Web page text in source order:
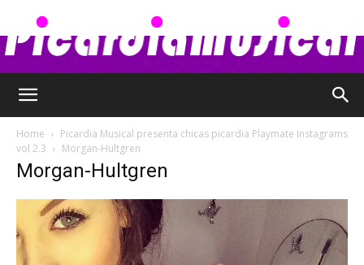
Home
Picardia Musical presenta chicas picardia Playmate Instagrams
vol 2.3
Morgan-Hultgren
Morgan-Hultgren